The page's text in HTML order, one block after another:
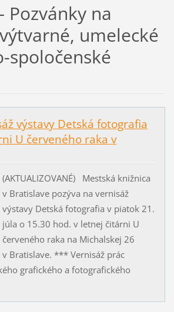
Pozvánky na
umelecké
spoločenské
výstavy Detská fotografia
U červeného raka v
(AKTUALIZOVANÉ) Mestská knižnica
v Bratislave pozýva na vernisáž
výstavy Detská fotografia v piatok 21.
júla o 15.30 hod. v letnej čitárni U
červeného raka na Michalskej 26
v Bratislave. *** Vernisáž prác
grafického a fotografického